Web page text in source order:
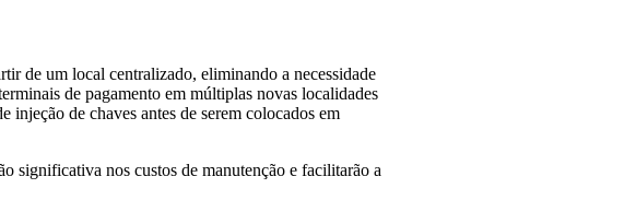
de um local centralizado, eliminando a necessidade
de pagamento em múltiplas novas localidades
de chaves antes de serem colocados em
significativa nos custos de manutenção e facilitarão a